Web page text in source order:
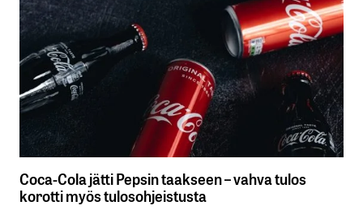
Coca-Cola jätti Pepsin taakseen – vahva tulos
korotti myös tulosohjeistusta